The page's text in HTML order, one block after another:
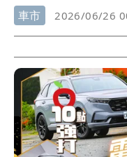
車市
2026/06/26